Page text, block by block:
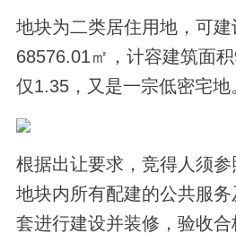
地块为二类居住用地，可
68576.01㎡，计容建筑面
仅1.35，又是一宗低密宅地
根据出让要求，竞得人须
地块内所有配建的公共服
套进行建设并装修，验收